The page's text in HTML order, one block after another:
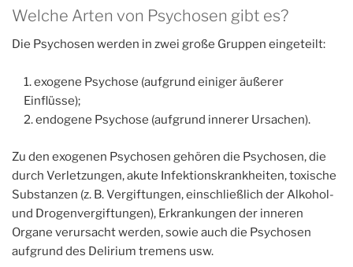
Welche Arten von Psychosen gibt es?
Die Psychosen werden in zwei große Gruppen eingeteilt:
exogene Psychose (aufgrund einiger äußerer
Einflüsse);
endogene Psychose (aufgrund innerer Ursachen).
Zu den exogenen Psychosen gehören die Psychosen, die
durch Verletzungen, akute Infektionskrankheiten, toxische
Substanzen (z. B. Vergiftungen, einschließlich der Alkohol-
und Drogenvergiftungen), Erkrankungen der inneren
Organe verursacht werden, sowie auch die Psychosen
aufgrund des Delirium tremens usw.